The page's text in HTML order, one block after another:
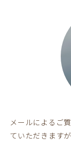
メールによるご
ていただきます